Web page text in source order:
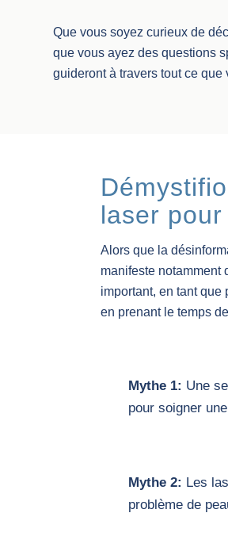
Que vous soyez curieux de
que vous ayez des questions
guideront à travers tout ce
laser
Alors que la
manifeste notamment
important, en tant
en prenant le temps
Mythe 1: Une
pour soigner
Mythe 2: Les
problème de